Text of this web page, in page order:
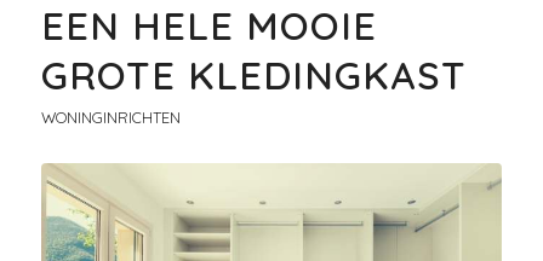
EEN HELE MOOIE
GROTE KLEDINGKAST
WONINGINRICHTEN